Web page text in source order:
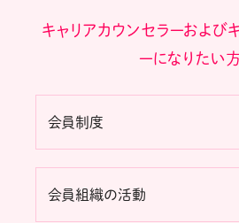
キャリアカウンセラーおよび
ーになりたい
会員制度
会員組織の活動